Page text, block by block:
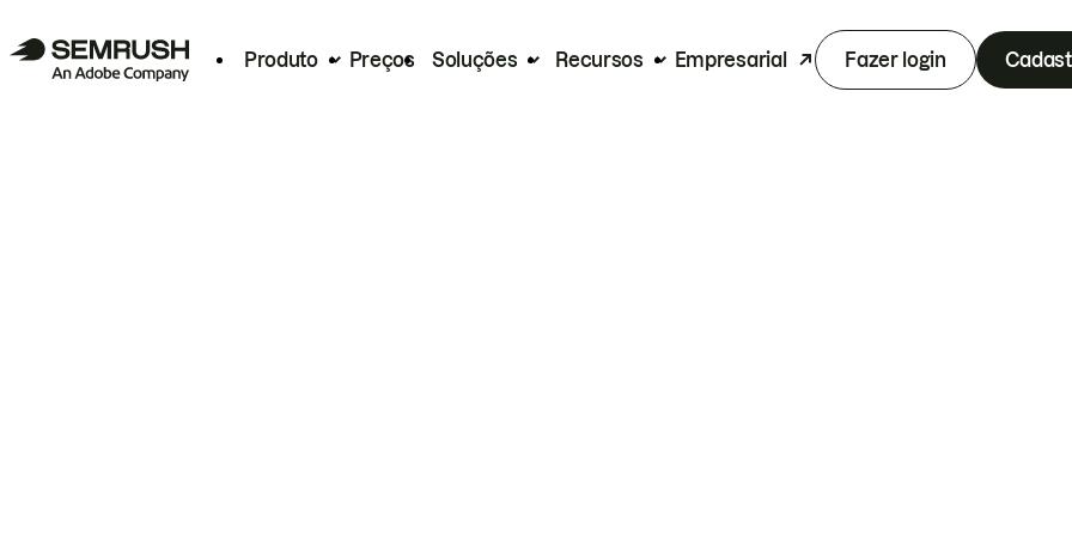
Produto Preços Soluções Recursos Empresarial Fazer login